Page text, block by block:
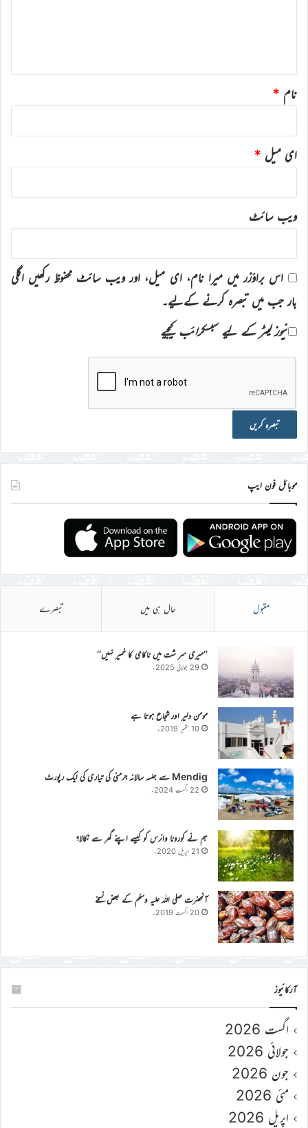
نام *
ای میل *
ویب‌ سائٹ
اس براؤزر میں میرا نام، ای میل، اور ویب سائٹ محفوظ رکھیں اگلی
بار جب میں تبصرہ کرنے کےلیے۔
نیوز لیٹر کے لیے سبسکرائب کیجیے
موبائل فون ایپ
مقبول حال ہی میں تبصرے
’’میری سر شت میں ناکامی کا خمیر نہیں‘‘
29 جولائی 2025ء
مومن دلیر اور شجاع ہوتا ہے
10 ستمبر 2019ء
Mendig سے جلسہ سالانہ جرمنی کی تیاری کی ایک رپورٹ
22 اگست 2024ء
ہم نے کورونا وائرس کو کیسے اپنے گھر سے نکالا؟
21 اپریل 2020ء
آنحضرت صلی اللہ علیہ وسلم کے بعض نسخے
20 اگست 2019ء
آرکائیوز
اگست 2026
جولائی 2026
جون 2026
مئی 2026
اپریل 2026